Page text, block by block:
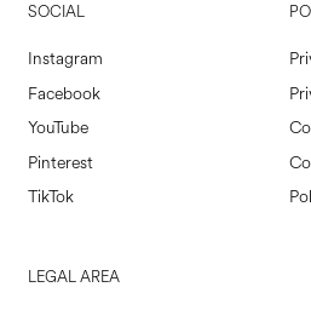
SOCIAL
Instagram
Facebook
YouTube
Pinterest
TikTok
LEGAL AREA